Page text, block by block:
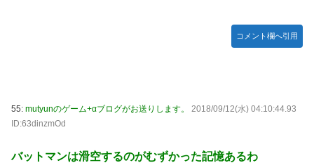
コメント欄へ引用
55: mutyunのゲーム+αブログがお送りします。
2018/09/12(水) 04:10:44.93
ID:63dinzmOd
バットマンは滑空するのがむずかった記憶あるわ